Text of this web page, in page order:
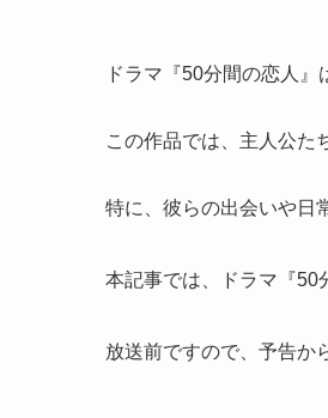
ドラマ『50分間の恋人
この作品では、主人公た
特に、彼らの出会いや日
本記事では、ドラマ『50
放送前ですので、予告か